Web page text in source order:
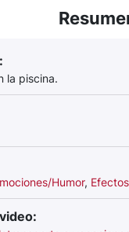
la piscina.
Humor,